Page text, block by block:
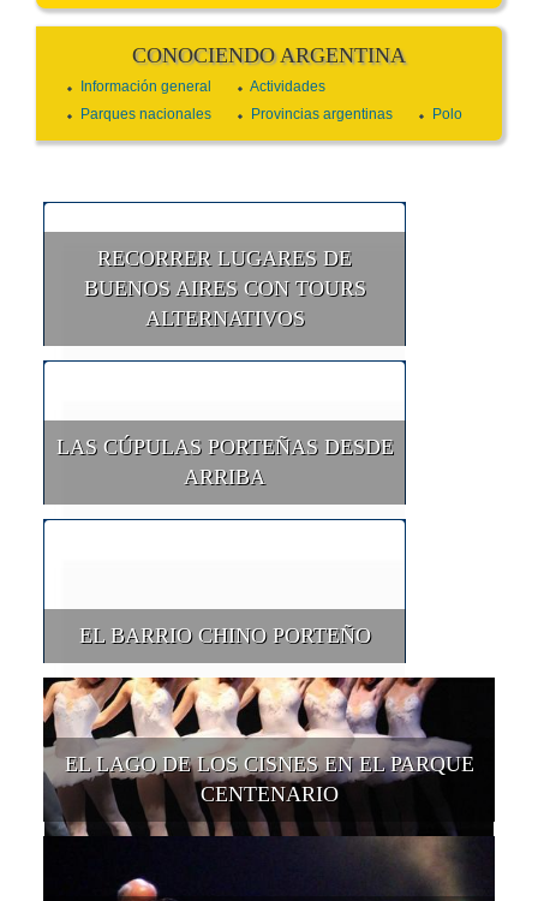
CONOCIENDO ARGENTINA
Información general
Actividades
Parques nacionales
Provincias argentinas Polo
RECORRER LUGARES DE
BUENOS AIRES CON TOURS
ALTERNATIVOS
LAS CÚPULAS PORTEÑAS DESDE
ARRIBA
EL BARRIO CHINO PORTEÑO
EL LAGO DE LOS CISNES EN EL PARQUE
CENTENARIO